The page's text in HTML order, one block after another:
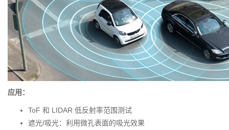
应用：
ToF 和 LIDAR 低反射率范围测试
遮光/吸光：利用微孔表面的吸光效果